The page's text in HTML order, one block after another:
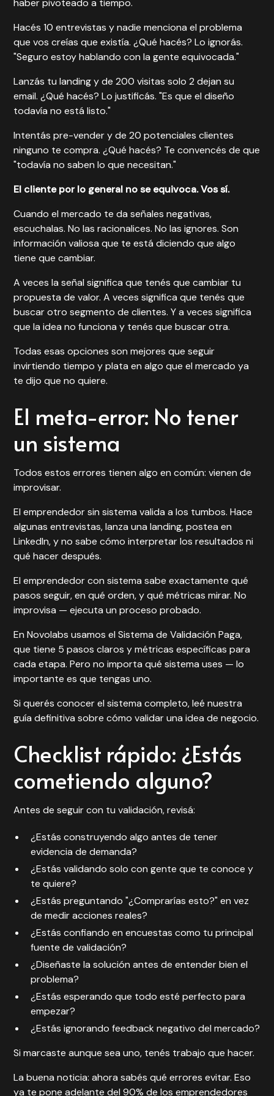
haber pivoteado a tiempo.
Hacés 10 entrevistas y nadie menciona el problema
que vos creías que existía. ¿Qué hacés? Lo ignorás.
"Seguro estoy hablando con la gente equivocada."
Lanzás tu landing y de 200 visitas solo 2 dejan su
email. ¿Qué hacés? Lo justificás. "Es que el diseño
todavía no está listo."
Intentás pre-vender y de 20 potenciales clientes
ninguno te compra. ¿Qué hacés? Te convencés de que
"todavía no saben lo que necesitan."
El cliente por lo general no se equivoca. Vos sí.
Cuando el mercado te da señales negativas,
escuchalas. No las racionalices. No las ignores. Son
información valiosa que te está diciendo que algo
tiene que cambiar.
A veces la señal significa que tenés que cambiar tu
propuesta de valor. A veces significa que tenés que
buscar otro segmento de clientes. Y a veces significa
que la idea no funciona y tenés que buscar otra.
Todas esas opciones son mejores que seguir
invirtiendo tiempo y plata en algo que el mercado ya
te dijo que no quiere.
El meta-error: No tener
un sistema
Todos estos errores tienen algo en común: vienen de
improvisar.
El emprendedor sin sistema valida a los tumbos. Hace
algunas entrevistas, lanza una landing, postea en
LinkedIn, y no sabe cómo interpretar los resultados ni
qué hacer después.
El emprendedor con sistema sabe exactamente qué
pasos seguir, en qué orden, y qué métricas mirar. No
improvisa — ejecuta un proceso probado.
En Novolabs usamos el Sistema de Validación Paga,
que tiene 5 pasos claros y métricas específicas para
cada etapa. Pero no importa qué sistema uses — lo
importante es que tengas uno.
Si querés conocer el sistema completo, leé nuestra
guía definitiva sobre cómo validar una idea de negocio.
Checklist rápido: ¿Estás
cometiendo alguno?
Antes de seguir con tu validación, revisá:
¿Estás construyendo algo antes de tener
evidencia de demanda?
¿Estás validando solo con gente que te conoce y
te quiere?
¿Estás preguntando "¿Comprarías esto?" en vez
de medir acciones reales?
¿Estás confiando en encuestas como tu principal
fuente de validación?
¿Diseñaste la solución antes de entender bien el
problema?
¿Estás esperando que todo esté perfecto para
empezar?
¿Estás ignorando feedback negativo del mercado?
Si marcaste aunque sea uno, tenés trabajo que hacer.
La buena noticia: ahora sabés qué errores evitar. Eso
ya te pone adelante del 90% de los emprendedores